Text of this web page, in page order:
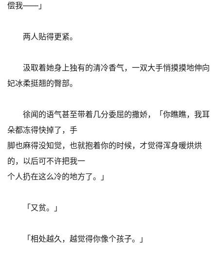
偿我——」
两人贴得更紧。
汲取着她身上独有的清冷香气，一双大手悄摸摸地伸向
妃冰柔挺翘的臀部。
徐闻的语气甚至带着几分委屈的撒娇，「你瞧瞧，我耳
朵都冻得快掉了，手
脚也麻得没知觉，也就抱着你的时候，才觉得浑身暖烘烘
的，以后可不许把我一
个人扔在这么冷的地方了。」
「又贫。」
「相处越久，越觉得你像个孩子。」